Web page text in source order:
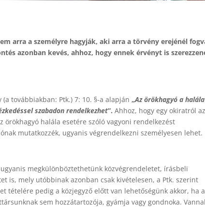
arra a személyre hagyják, aki arra a törvény erejénél
azonban kevés, ahhoz, hogy ennek érvényt is
továbbiakban: Ptk.) 7: 10. §-a alapján„Az örökhagyó a halála
szabadon rendelkezhet”. Ahhoz, hogy egy okiratról
örökhagyó halála esetére szóló vagyoni rendelkezést
mutatkozzék, ugyanis végrendelkezni személyesen lehet.
megkülönböztethetünk közvégrendeletet, írásbeli
is, mely utóbbinak azonban csak kivételesen, a Ptk. szerint
tételére pedig a közjegyző előtt van lehetőségünk akkor, ha a
sem hozzátartozója, gyámja vagy gondnoka.